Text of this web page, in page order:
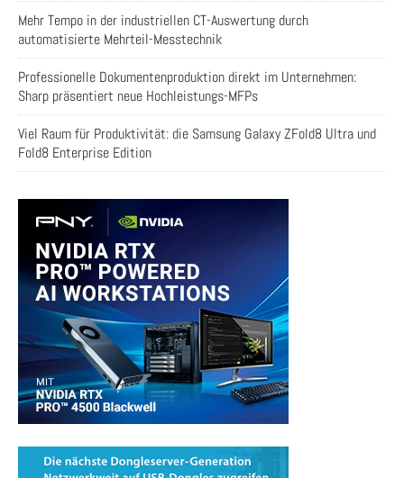
Mehr Tempo in der industriellen CT-Auswertung durch
automatisierte Mehrteil-Messtechnik
Professionelle Dokumentenproduktion direkt im Unternehmen:
Sharp präsentiert neue Hochleistungs-MFPs
Viel Raum für Produktivität: die Samsung Galaxy ZFold8 Ultra und
Fold8 Enterprise Edition